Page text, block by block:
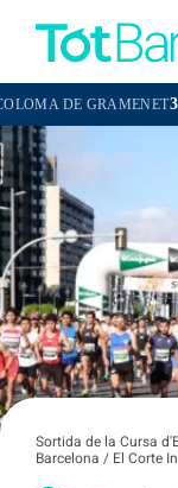
GRAMENET31,6°
Sortida de la Cursa
Barcelona / El Corte